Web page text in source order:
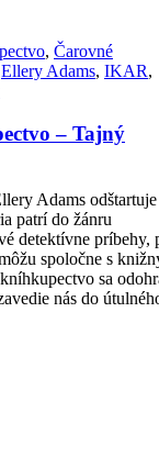
, Čarovné
Ellery Adams, IKAR,
– Tajný
Adams odštartuje
patrí do žánru
detektívne príbehy,
spoločne s
sa
nás do